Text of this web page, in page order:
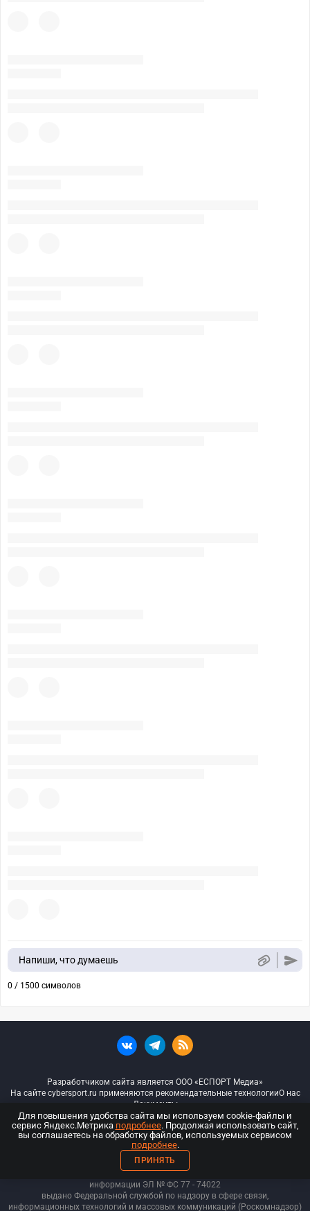
Напиши, что думаешь
0 / 1500 символов
Разработчиком сайта является ООО «ЕСПОРТ Медиа»
На сайте cybersport.ru применяются рекомендательные технологииО нас
Документы
© ООО «Киберспорт.ру» — Все права защищены
18+
ООО «Киберспорт.ру». Свидетельство о регистрации средств массовой
информации ЭЛ № ФС 77 - 74022
выдано Федеральной службой по надзору в сфере связи,
информационных технологий и массовых коммуникаций (Роскомнадзор)
Для повышения удобства сайта мы используем cookie-файлы и
сервис Яндекс.Метрика подробнее. Продолжая использовать сайт,
вы соглашаетесь на обработку файлов, используемых сервисом
подробнее.
ПРИНЯТЬ